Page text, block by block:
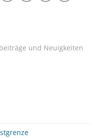
und Neuigkeiten